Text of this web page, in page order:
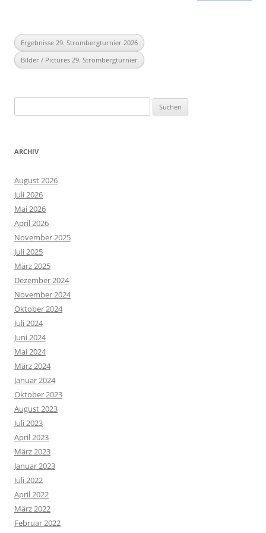
Ergebnisse 29. Strombergturnier 2026
Bilder / Pictures 29. Strombergturnier
nach:
ARCHIV
August 2026
Juli 2026
Mai 2026
April 2026
November 2025
Juli 2025
März 2025
Dezember 2024
November 2024
Oktober 2024
Juli 2024
Juni 2024
Mai 2024
März 2024
Januar 2024
Oktober 2023
August 2023
Juli 2023
April 2023
März 2023
Januar 2023
Juli 2022
April 2022
März 2022
Februar 2022